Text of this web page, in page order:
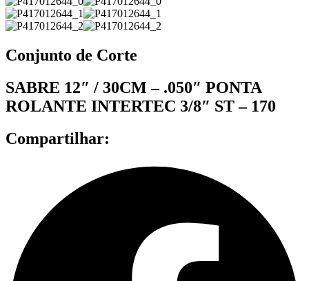
Conjunto de Corte
SABRE 12″ / 30CM – .050″ PONTA
ROLANTE INTERTEC 3/8″ ST – 170
Compartilhar: